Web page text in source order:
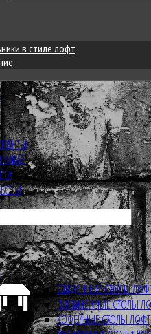
в стиле лофт
ОБЕДЕННЫЕ СТОЛЫ
ПИСЬМЕННЫЕ СТОЛЫ
КОФЕЙНЫЕ СТОЛЫ ЛОФТ